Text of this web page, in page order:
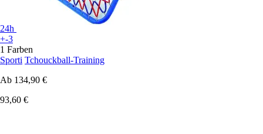
24h
+-3
1 Farben
Sporti Tchouckball-Training
Ab 134,90 €
93,60 €